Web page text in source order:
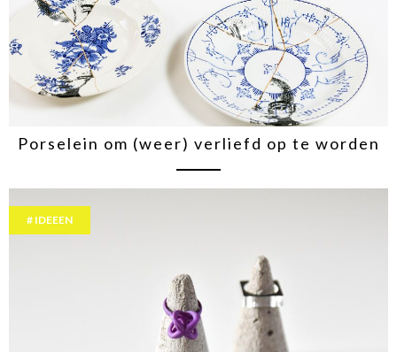
Porselein om (weer) verliefd op te worden
IDEEEN